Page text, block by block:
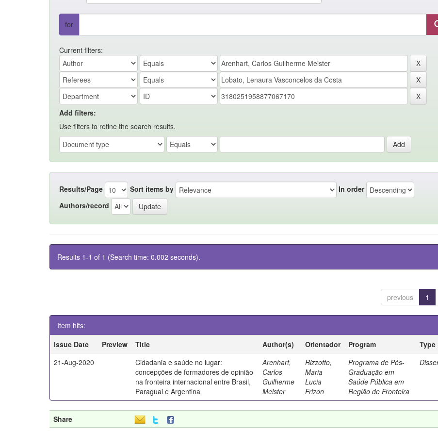
for
Current filters:
Add filters:
Use filters to refine the search results.
Results/Page Sort items by
In order
Authors/record
Results 1-1 of 1 (Search time: 0.002 seconds).
previous 1
Item hits:
Issue Date
Preview Title Author(s) Orientador Program
Type
21-Aug-2020
Cidadania e saúde no lugar:
concepções de formadores de opinião
na fronteira internacional entre Brasil,
Paraguai e Argentina
Arenhart,
Carlos
Guilherme
Meister
Rizzotto,
Maria
Lucia
Frizon
Programa de Pós-
Graduação em
Saúde Pública em
Região de Fronteira
Share